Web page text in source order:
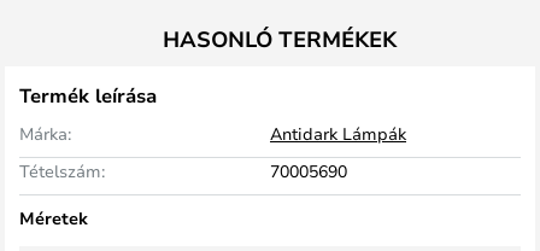
HASONLÓ TERMÉKEK
Termék leírása
Márka:
Antidark Lámpák
Tételszám:
70005690
Méretek